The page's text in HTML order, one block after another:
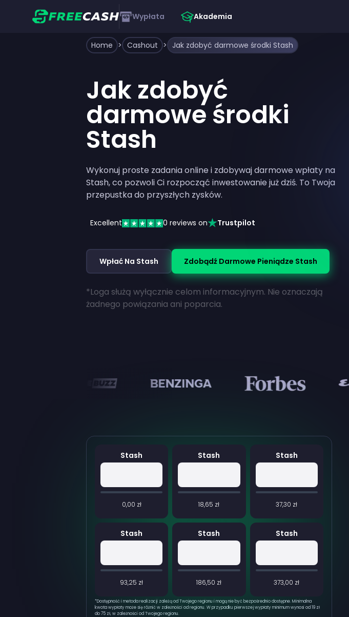
Wypłata Akademia
Home > Cashout > Jak zdobyć darmowe środki Stash
Jak zdobyć
darmowe środki
Stash
Wykonuj proste zadania online i zdobywaj darmowe wpłaty na
Stash, co pozwoli Ci rozpocząć inwestowanie już dziś. To Twoja
przepustka do przyszłych zysków.
Excellent 0 reviews on Trustpilot
Wpłać Na Stash Zdobądź Darmowe Pieniądze Stash
*Loga służą wyłącznie celom informacyjnym. Nie oznaczają
żadnego powiązania ani poparcia.
Stash
0,00 zł
Stash
18,65 zł
Stash
37,30 zł
Stash
93,25 zł
Stash
186,50 zł
Stash
373,00 zł
*Dostępność i metoda realizacji zależą od Twojego regionu i mogą nie być bezpośrednio dostępne. Minimalna
kwota wypłaty może się różnić w zależności od regionu. W przypadku pierwszej wypłaty minimum wynosi od 19 zł
do 75 zł, w zależności od Twojego regionu.